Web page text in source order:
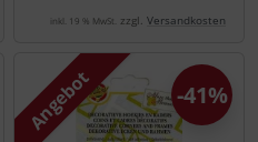
inkl. 19 % MwSt. zzgl. Versandkosten
Angebot -41%